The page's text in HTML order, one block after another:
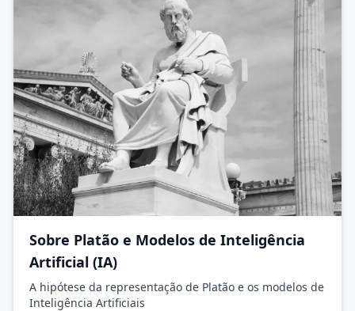
Sobre Platão e Modelos de Inteligência
Artificial (IA)
A hipótese da representação de Platão e os modelos de
Inteligência Artificiais